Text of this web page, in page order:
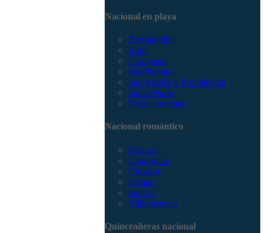
Nacional en playa
Barranquilla
Barú
Cartagena
Isla Múcura
San Andrés y Providencia
Santa Marta
Tolú y coveñas
Nacional romántico
Boyacá
Capurganá
Girardot
Melgar
San Gil
Villavicencio
Quinceañeras nacional